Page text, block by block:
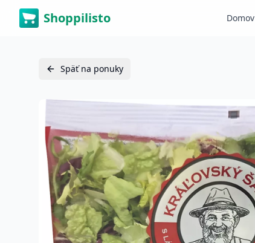
Shoppilisto Domov
Späť na ponuky